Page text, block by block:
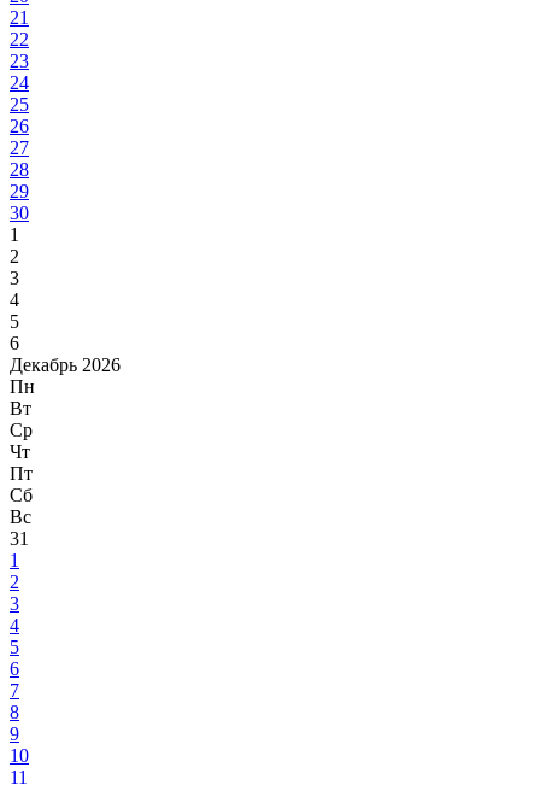
21
22
23
24
25
26
27
28
29
30
1
2
3
4
5
6
Декабрь 2026
Пн
Вт
Ср
Чт
Пт
Сб
Вс
31
1
2
3
4
5
6
7
8
9
10
11